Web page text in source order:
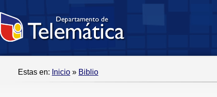
Estas en: Inicio » Biblio